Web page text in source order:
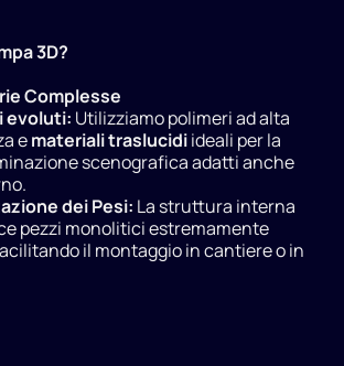
3D?
Complesse
evoluti: Utilizziamo polimeri ad alta
emateriali traslucidiideali per la
scenografica adatti anche
dei Pesi: La struttura interna
pezzi monolitici estremamente
il montaggio in cantiere o in